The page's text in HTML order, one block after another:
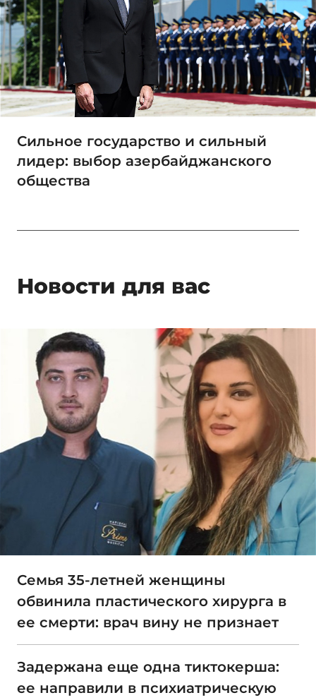
Сильное государство и сильный
лидер: выбор азербайджанского
общества
Новости для вас
Семья 35-летней женщины
обвинила пластического хирурга в
ее смерти: врач вину не признает
Задержана еще одна тиктокерша:
ее направили в психиатрическую